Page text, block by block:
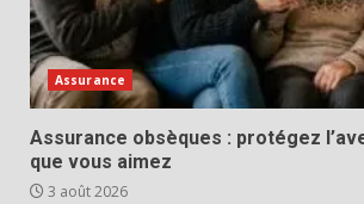
Assurance
Assurance obsèques : protégez
que vous aimez
3 août 2026